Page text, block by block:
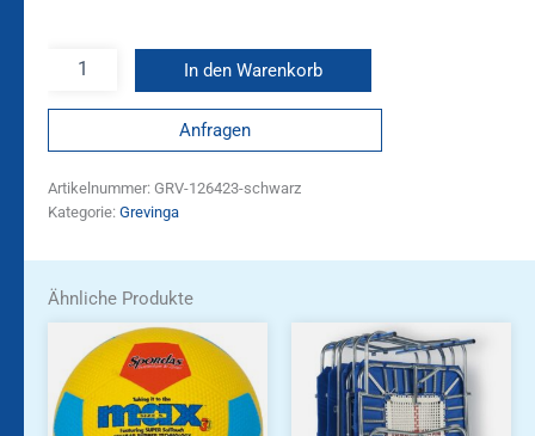
In den Warenkorb
Anfragen
Artikelnummer: GRV-126423-schwarz
Kategorie: Grevinga
Ähnliche Produkte